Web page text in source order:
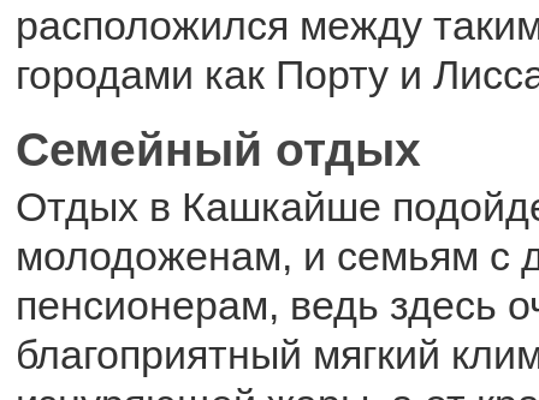
расположился между
городами как Порту и
Семейный отдых
Отдых в Кашкайше
молодоженам, и семьям с
пенсионерам, ведь здесь
благоприятный мягкий